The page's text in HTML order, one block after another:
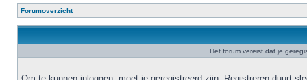
Forumoverzicht
Het forum vereist dat je